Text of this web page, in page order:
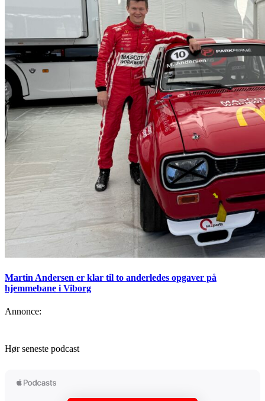
Martin Andersen er klar til to anderledes opgaver på
hjemmebane i Viborg
Annonce:
Hør seneste podcast